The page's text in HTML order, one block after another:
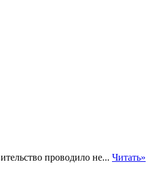
проводило не... Читать»